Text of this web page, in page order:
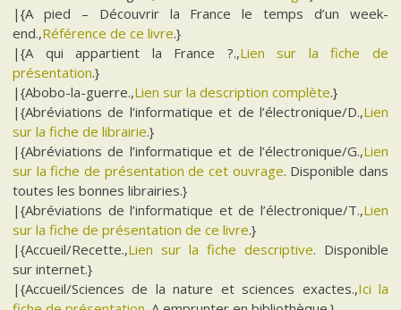
|{A pied – Découvrir la France le temps d’un week-
end.,Référence de ce livre.}
|{A qui appartient la France ?.,Lien sur la fiche de
présentation.}
|{Abobo-la-guerre.,Lien sur la description complète.}
|{Abréviations de l’informatique et de l’électronique/D.,Lien
sur la fiche de librairie.}
|{Abréviations de l’informatique et de l’électronique/G.,Lien
sur la fiche de présentation de cet ouvrage. Disponible dans
toutes les bonnes librairies.}
|{Abréviations de l’informatique et de l’électronique/T.,Lien
sur la fiche de présentation de ce livre.}
|{Accueil/Recette.,Lien sur la fiche descriptive. Disponible
sur internet.}
|{Accueil/Sciences de la nature et sciences exactes.,Ici la